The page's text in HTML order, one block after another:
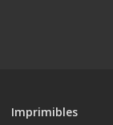
Imprimibles